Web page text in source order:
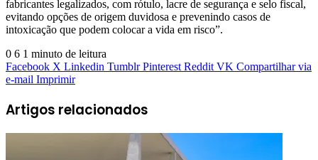
fabricantes legalizados, com rótulo, lacre de segurança e selo fiscal,
evitando opções de origem duvidosa e prevenindo casos de
intoxicação que podem colocar a vida em risco”.
0 6 1 minuto de leitura
Facebook X Linkedin Tumblr Pinterest Reddit VK Compartilhar via
e-mail Imprimir
Artigos relacionados